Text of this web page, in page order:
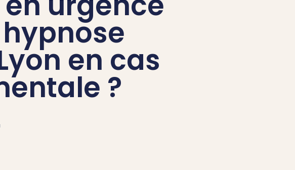
en cas
?